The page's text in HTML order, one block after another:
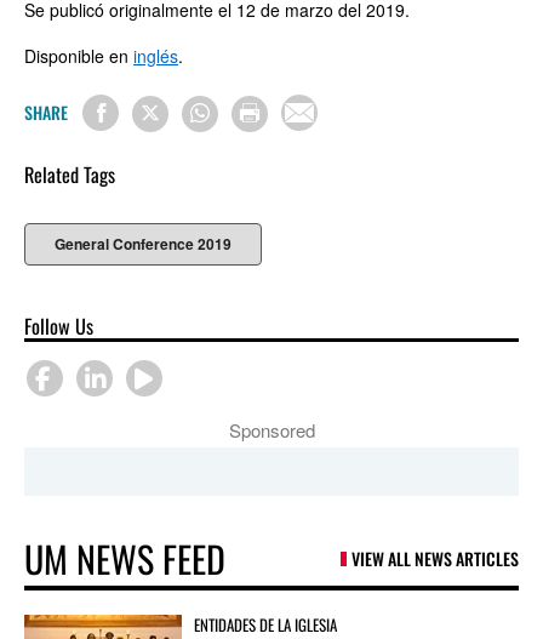
Se publicó originalmente el 12 de marzo del 2019.
Disponible en inglés.
SHARE
Related Tags
General Conference 2019
Follow Us
Sponsored
UM NEWS FEED VIEW ALL NEWS ARTICLES
ENTIDADES DE LA IGLESIA